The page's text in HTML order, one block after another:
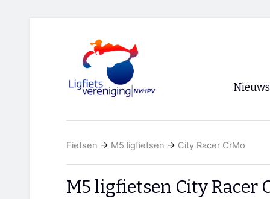
Nieuws
Fietsen → M5 ligfietsen → City Racer CrMo
M5 ligfietsen City Racer